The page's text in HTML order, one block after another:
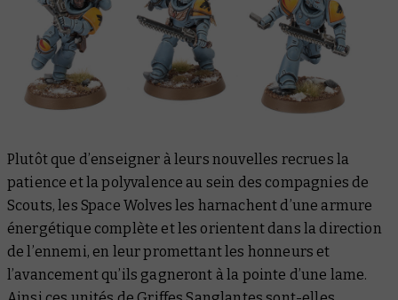
Plutôt que d’enseigner à leurs nouvelles recrues la
patience et la polyvalence au sein des compagnies de
Scouts, les Space Wolves les harnachent d’une armure
énergétique complète et les orientent dans la direction
de l’ennemi, en leur promettant les honneurs et
l’avancement qu’ils gagneront à la pointe d’une lame.